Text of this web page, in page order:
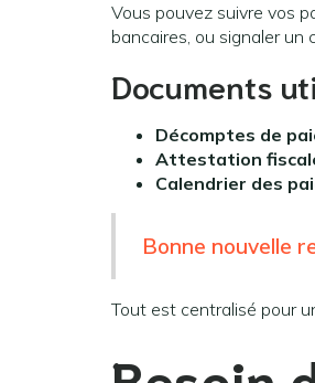
Vous pouvez suivre vos
bancaires, ou signaler
Documents
Décomptes de
Attestation
Calendrier des
Bonne nouvelle
Tout est centralisé pour